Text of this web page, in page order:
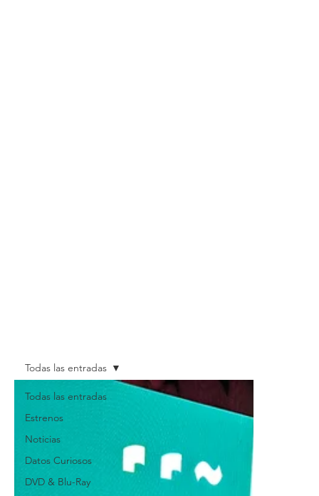
Todas las entradas
Estrenos
Noticias
Datos Curiosos
DVD & Blu-Ray
Todas las entradas